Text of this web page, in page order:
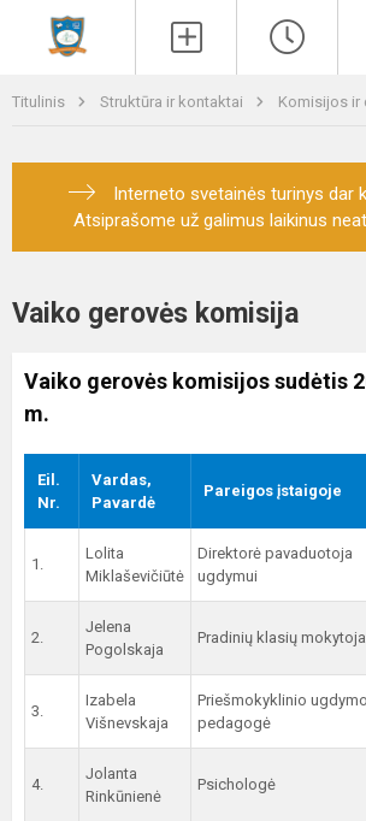
Titulinis Struktūra ir kontaktai Komisijos ir
Interneto svetainės turinys dar
Atsiprašome už galimus laikinus
Vaiko gerovės komisija
Vaiko gerovės komisijos sudėtis
m.
Eil.
Nr.
Vardas,
Pavardė
Pareigos įstaigoje
1.
Lolita
Miklaševičiūtė
Direktorė pavaduotoja
ugdymui
2.
Jelena
Pogolskaja
Pradinių klasių mokytoja
3.
Izabela
Višnevskaja
Priešmokyklinio ugdymo
pedagogė
4.
Jolanta
Rinkūnienė
Psichologė